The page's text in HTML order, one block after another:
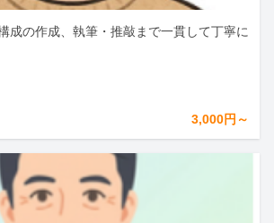
成の作成、執筆・推敲まで一貫して丁寧に
3,000円～